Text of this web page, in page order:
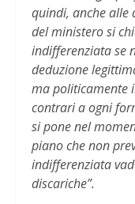
quindi, anche alle
del ministero si
indifferenziata se
deduzione
ma politicamente
contrari a ogni
si pone nel
piano che non
indifferenziata
discariche”.